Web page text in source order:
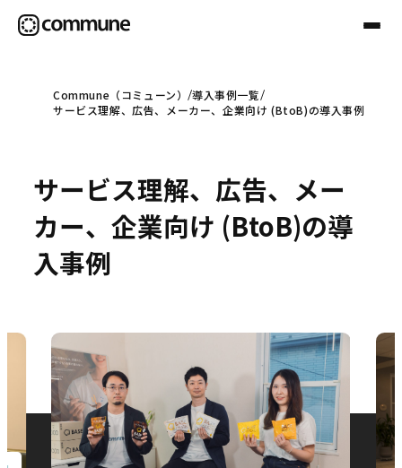
Communeについて
プロフェッショナル
事例
お役立ち情報
Commune（コミューン）
導入事例一覧
サービス理解、広告、メーカー、企業向け (BtoB)の導入事例
サービス理解、広告、メー
カー、企業向け (BtoB)の導
入事例